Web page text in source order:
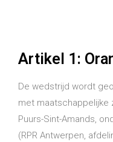
Artikel 1:
De wedstrijd wordt
met maatschappelijke
Puurs-Sint-Amands,
(RPR Antwerpen,